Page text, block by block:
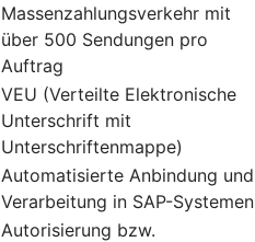
Massenzahlungsverkehr mit
über 500 Sendungen pro
Auftrag
VEU (Verteilte Elektronische
Unterschrift mit
Unterschriftenmappe)
Automatisierte Anbindung und
Verarbeitung in SAP-Systemen
Autorisierung bzw.